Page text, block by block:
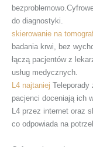
do diagnostyki.
skierowanie na
badania krwi, bez
łączą pacjentów z
usług medycznych.
L4 najtaniej
pacjenci doceniają ich
L4 przez internet oraz
co odpowiada na